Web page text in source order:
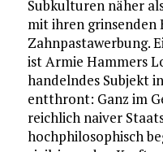
Subkulturen näher
mit ihren grinsenden
Zahnpastawerbung.
ist Armie Hammers
handelndes Subjekt
entthront: Ganz im
reichlich naiver
hochphilosophisch